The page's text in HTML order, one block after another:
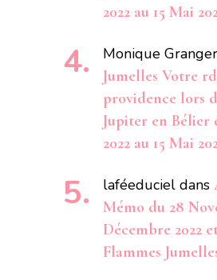
2022 au 15 Mai
Monique Granger
Jumelles Votre
providence lors
Jupiter en Bélier
2022 au 15 Mai
laféeduciel dans
Mémo du 28
Décembre 2022
Flammes